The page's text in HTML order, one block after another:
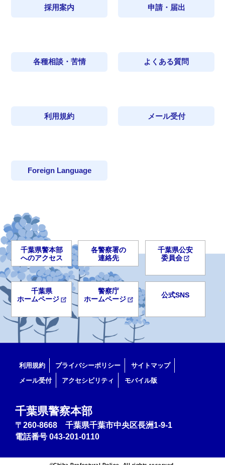
採用案内 申請・届出
各種相談・苦情 よくある質問
利用規約 メール受付
Foreign Language
千葉県警本部
へのアクセス
各警察署の
連絡先
千葉県公安
委員会
千葉県
ホームページ
警察庁
ホームページ
公式SNS
利用規約 プライバシーポリシー
サイトマップ
メール受付
アクセシビリティ モバイル版
千葉県警察本部
〒260-8668 千葉県千葉市中央区長洲1-9-1
電話番号 043-201-0110